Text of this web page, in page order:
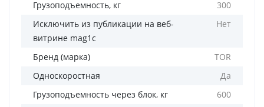
Грузоподъемность, кг
300
Исключить из публикации на веб-
витрине mag1c
Нет
Бренд (марка)
TOR
Односкоростная
Да
Грузоподъемность через блок, кг
600